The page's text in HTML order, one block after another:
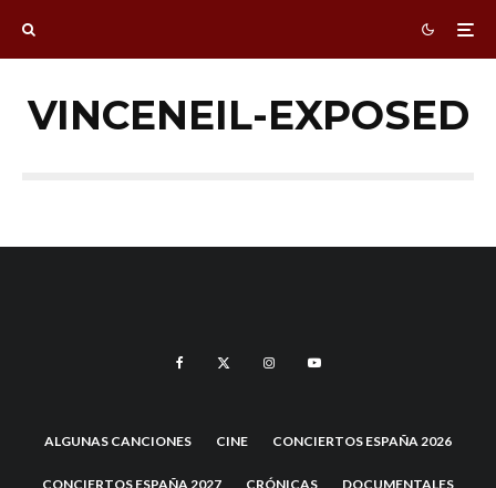
VINCENEIL-EXPOSED
ALGUNAS CANCIONES CINE CONCIERTOS ESPAÑA 2026
CONCIERTOS ESPAÑA 2027 CRÓNICAS DOCUMENTALES